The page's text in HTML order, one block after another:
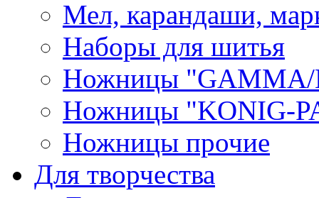
Мел, карандаши,
Наборы для шитья
Ножницы "GAMMA/
Ножницы "KONIG-
Ножницы прочие
Для творчества